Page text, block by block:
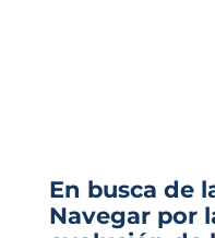
En busca de
Navegar por